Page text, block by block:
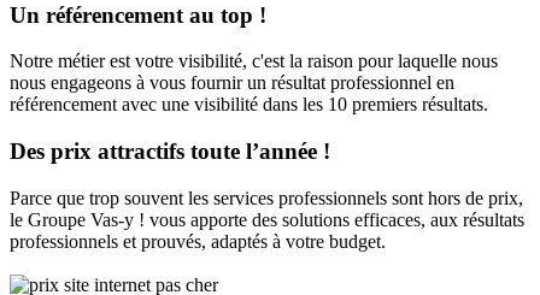
Un référencement au top !
Notre métier est votre visibilité, c'est la raison pour laquelle nous
nous engageons à vous fournir un résultat professionnel en
référencement avec une visibilité dans les 10 premiers résultats.
Des prix attractifs toute l’année !
Parce que trop souvent les services professionnels sont hors de prix,
le Groupe Vas-y ! vous apporte des solutions efficaces, aux résultats
professionnels et prouvés, adaptés à votre budget.